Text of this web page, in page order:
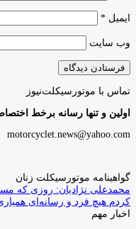
ایمیل *
وب‌ سایت
تماس با موتورسیکلت‌نیوز
اولین و تنها رسانه برخط
motorcyclet.news@yahoo.com
گواهینامه موتورسیکلت زنان
محمدعلی نژادیان: روزی که
کردم هیچ فرد و رسانه‌ای
اخبار مهم